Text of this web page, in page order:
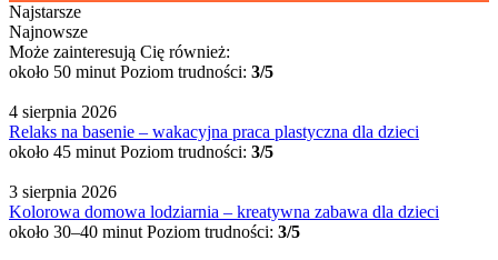
Najstarsze
Najnowsze
Może zainteresują Cię również:
około 50 minut Poziom trudności: 3/5
4 sierpnia 2026
Relaks na basenie – wakacyjna praca plastyczna dla dzieci
około 45 minut Poziom trudności: 3/5
3 sierpnia 2026
Kolorowa domowa lodziarnia – kreatywna zabawa dla dzieci
około 30–40 minut Poziom trudności: 3/5